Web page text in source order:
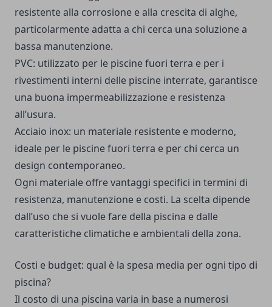
resistente alla corrosione e alla crescita di alghe,
particolarmente adatta a chi cerca una soluzione a
bassa manutenzione.
PVC: utilizzato per le piscine fuori terra e per i
rivestimenti interni delle piscine interrate, garantisce
una buona impermeabilizzazione e resistenza
all’usura.
Acciaio inox: un materiale resistente e moderno,
ideale per le piscine fuori terra e per chi cerca un
design contemporaneo.
Ogni materiale offre vantaggi specifici in termini di
resistenza, manutenzione e costi. La scelta dipende
dall’uso che si vuole fare della piscina e dalle
caratteristiche climatiche e ambientali della zona.
Costi e budget: qual è la spesa media per ogni tipo di
piscina?
Il costo di una piscina varia in base a numerosi